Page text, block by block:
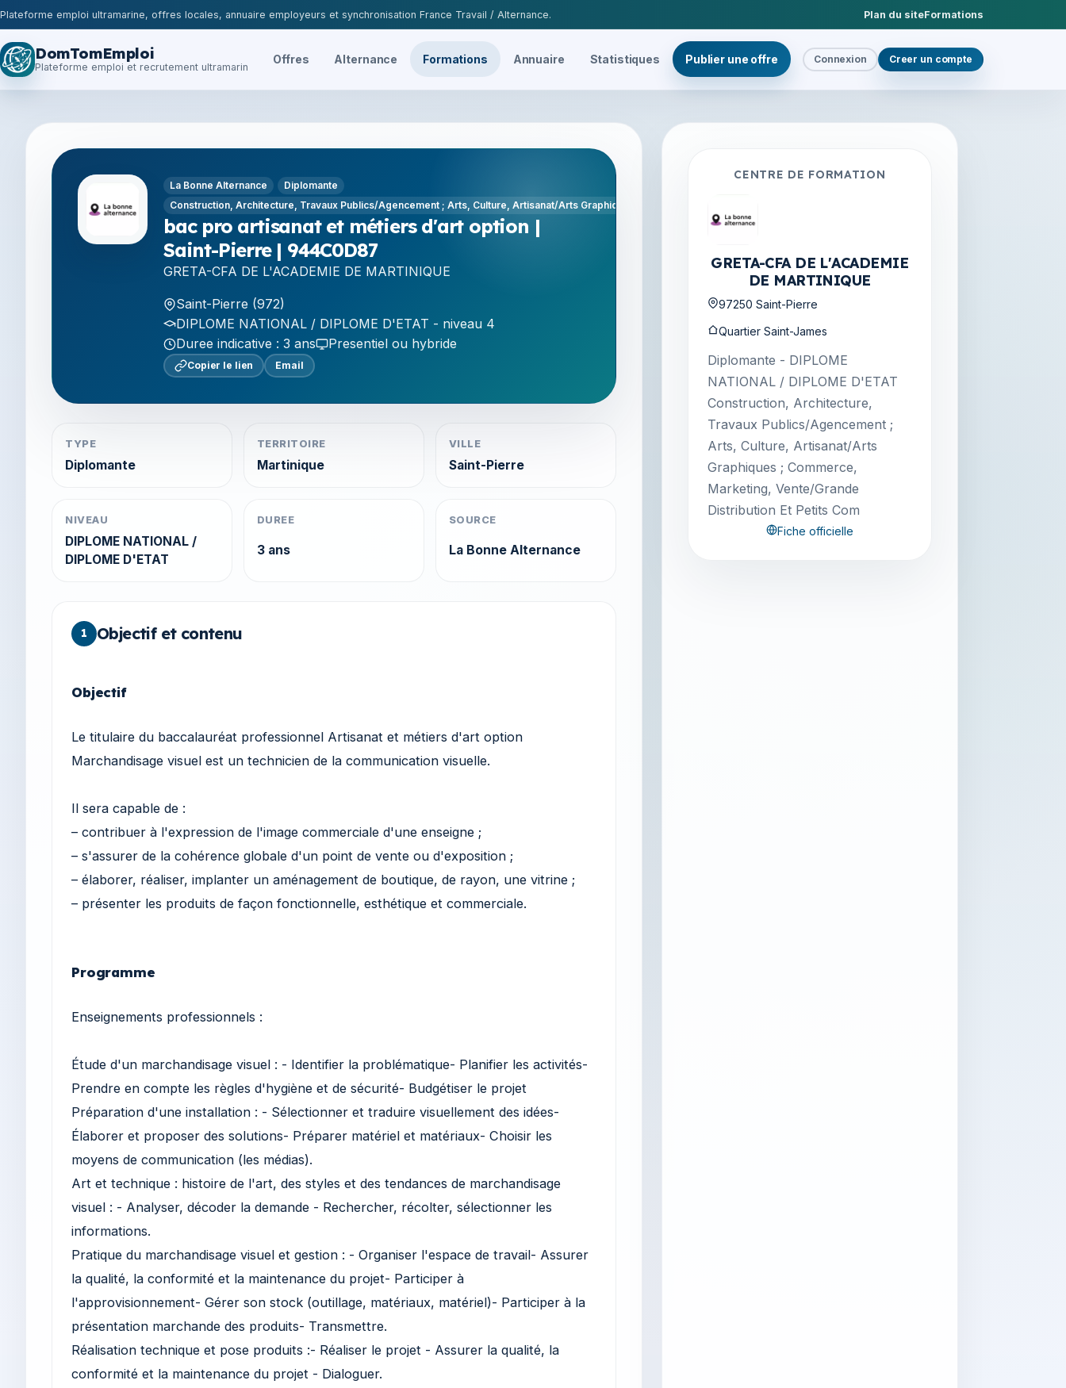
Plateforme emploi ultramarine, offres locales, annuaire employeurs et synchronisation France Travail / Alternance. Plan du siteFormations
DomTomEmploi
Plateforme emploi et recrutement ultramarin
Offres Alternance Formations Annuaire Statistiques Publier une offre Connexion Creer un compte
La Bonne Alternance
Diplomante
Construction, Architecture, Travaux Publics/Agencement ; Arts, Culture, Artisanat/Arts Graphiques ; Commerce, Marketing, Vente/Grande Distribution Et Petits Com
bac pro artisanat et métiers d'art option |
Saint-Pierre | 944C0D87
GRETA-CFA DE L'ACADEMIE DE MARTINIQUE
Saint-Pierre (972)
DIPLOME NATIONAL / DIPLOME D'ETAT - niveau 4
Duree indicative : 3 ans
Presentiel ou hybride
Copier le lien Email
TYPE
Diplomante
TERRITOIRE
Martinique
VILLE
Saint-Pierre
NIVEAU
DIPLOME NATIONAL /
DIPLOME D'ETAT
DUREE
3 ans
SOURCE
La Bonne Alternance
1 Objectif et contenu
Objectif
Le titulaire du baccalauréat professionnel Artisanat et métiers d'art option
Marchandisage visuel est un technicien de la communication visuelle.
Il sera capable de :
– contribuer à l'expression de l'image commerciale d'une enseigne ;
– s'assurer de la cohérence globale d'un point de vente ou d'exposition ;
– élaborer, réaliser, implanter un aménagement de boutique, de rayon, une vitrine ;
– présenter les produits de façon fonctionnelle, esthétique et commerciale.
Programme
Enseignements professionnels :
Étude d'un marchandisage visuel : - Identifier la problématique- Planifier les activités-
Prendre en compte les règles d'hygiène et de sécurité- Budgétiser le projet
Préparation d'une installation : - Sélectionner et traduire visuellement des idées-
Élaborer et proposer des solutions- Préparer matériel et matériaux- Choisir les
moyens de communication (les médias).
Art et technique : histoire de l'art, des styles et des tendances de marchandisage
visuel : - Analyser, décoder la demande - Rechercher, récolter, sélectionner les
informations.
Pratique du marchandisage visuel et gestion : - Organiser l'espace de travail- Assurer
la qualité, la conformité et la maintenance du projet- Participer à
l'approvisionnement- Gérer son stock (outillage, matériaux, matériel)- Participer à la
présentation marchande des produits- Transmettre.
Réalisation technique et pose produits :- Réaliser le projet - Assurer la qualité, la
conformité et la maintenance du projet - Dialoguer.
CENTRE DE FORMATION
GRETA-CFA DE L'ACADEMIE
DE MARTINIQUE
97250 Saint-Pierre
Quartier Saint-James
Diplomante - DIPLOME
NATIONAL / DIPLOME D'ETAT
Construction, Architecture,
Travaux Publics/Agencement ;
Arts, Culture, Artisanat/Arts
Graphiques ; Commerce,
Marketing, Vente/Grande
Distribution Et Petits Com
Fiche officielle